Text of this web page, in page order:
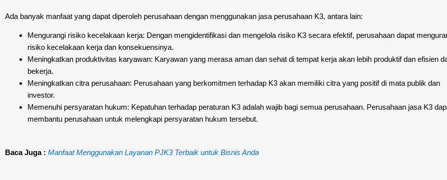
Ada banyak manfaat yang dapat diperoleh perusahaan dengan menggunakan jasa perusahaan K3, antara lain:
Mengurangi risiko kecelakaan kerja: Dengan mengidentifikasi dan mengelola risiko K3 secara efektif, perusahaan dapat
risiko kecelakaan kerja dan konsekuensinya.
Meningkatkan produktivitas karyawan: Karyawan yang merasa aman dan sehat di tempat kerja akan lebih produktif dan efisien
bekerja.
Meningkatkan citra perusahaan: Perusahaan yang berkomitmen terhadap K3 akan memiliki citra yang positif di mata publik dan
investor.
Memenuhi persyaratan hukum: Kepatuhan terhadap peraturan K3 adalah wajib bagi semua perusahaan. Perusahaan jasa K3
membantu perusahaan untuk melengkapi persyaratan hukum tersebut.
Baca Juga : Manfaat Menggunakan Layanan PJK3 Terbaik untuk Bisnis Anda